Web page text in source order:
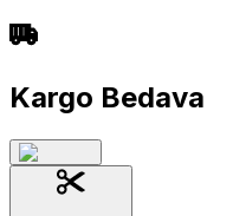
Kargo Bedava